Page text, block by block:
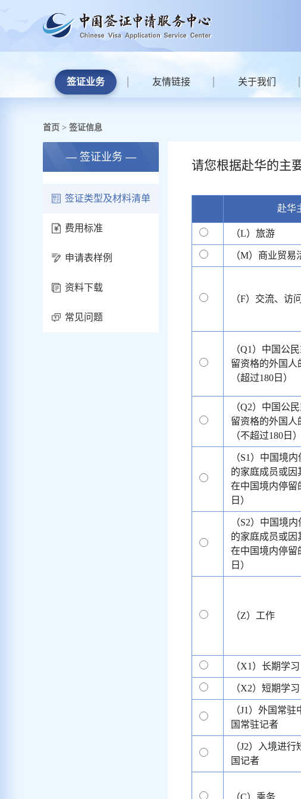
签证业务 友情链接 关于我们
首页 > 签证信息
— 签证业务 —
签证类型及材料清单
费用标准
申请表样例
资料下载
常见问题
请您根据赴华的主
赴华
（L）旅游
（M）商业贸易
（F）交流、访
（Q1）中国公
留资格的外国人
（超过180日）
（Q2）中国公
留资格的外国人
（不超过180日）
（S1）中国境
的家庭成员或因
在中国境内停留
日）
（S2）中国境
的家庭成员或因
在中国境内停留
日）
（Z）工作
（X1）长期学
（X2）短期学
（J1）外国常
国常驻记者
（J2）入境进
国记者
（C）乘务